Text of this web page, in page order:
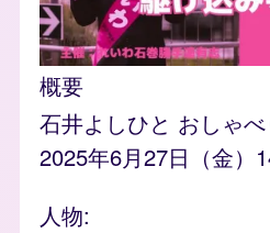
概要
石井よしひと おしゃ
2025年6月27日（金）
人物